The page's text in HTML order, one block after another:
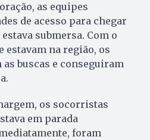
as equipes
de acesso para chegar
submersa. Com o
estavam na região, os
buscas e conseguiram
os socorristas
em parada
foram